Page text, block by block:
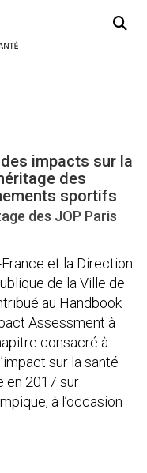
impacts sur la
des
sportifs
des JOP Paris
France et la Direction
de la Ville de
au Handbook
Assessment à
consacré à
sur la santé
en 2017 sur
à l’occasion